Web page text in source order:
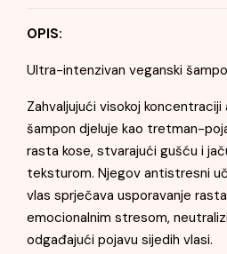
OPIS:
Ultra-intenzivan veganski
Zahvaljujući visokoj
šampon djeluje kao tretman-
rasta kose, stvarajući gušću i
teksturom. Njegov antistresni
vlas sprječava usporavanje
emocionalnim stresom,
odgađajući pojavu sijedih vlasi.